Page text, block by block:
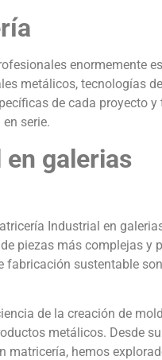
enormemente
metálicos, tecnologías
de cada proyecto y
serie.
galerias
Industrial en
piezas más complejas y
fabricación sustentable
de la creación de
metálicos. Desde
matricería, hemos